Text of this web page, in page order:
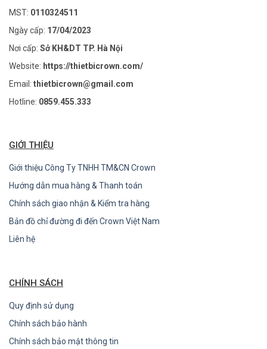
MST: 0110324511
Ngày cấp: 17/04/2023
Nơi cấp: Sở KH&DT TP. Hà Nội
Website: https://thietbicrown.com/
Email: thietbicrown@gmail.com
Hotline: 0859.455.333
GIỚI THIỆU
Giới thiệu Công Ty TNHH TM&CN Crown
Hướng dẫn mua hàng & Thanh toán
Chính sách giao nhận & Kiểm tra hàng
Bản đồ chỉ đường đi đến Crown Việt Nam
Liên hệ
CHÍNH SÁCH
Quy định sử dụng
Chính sách bảo hành
Chính sách bảo mật thông tin